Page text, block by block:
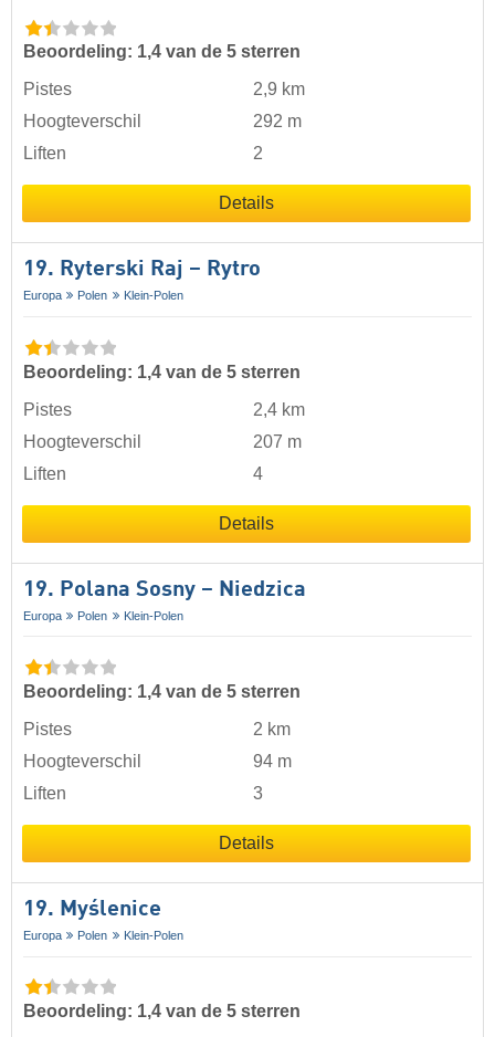
Beoordeling: 1,4 van de 5 sterren
Pistes
2,9 km
Hoogteverschil
292 m
Liften
2
Details
19. Ryterski Raj – Rytro
Europa Polen Klein-Polen
Beoordeling: 1,4 van de 5 sterren
Pistes
2,4 km
Hoogteverschil
207 m
Liften
4
Details
19. Polana Sosny – Niedzica
Europa Polen Klein-Polen
Beoordeling: 1,4 van de 5 sterren
Pistes
2 km
Hoogteverschil
94 m
Liften
3
Details
19. Myślenice
Europa Polen Klein-Polen
Beoordeling: 1,4 van de 5 sterren